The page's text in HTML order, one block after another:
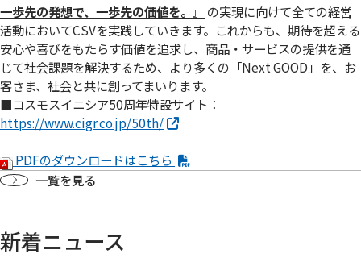
⼀歩先の発想で、⼀歩先の価値を。』 の実現に向けて全ての経営
活動においてCSVを実践していきます。これからも、期待を超える
安心や喜びをもたらす価値を追求し、商品・サービスの提供を通
じて社会課題を解決するため、より多くの「Next GOOD」を、お
客さま、社会と共に創ってまいります。
■コスモスイニシア50周年特設サイト：
https://www.cigr.co.jp/50th/
PDFのダウンロードはこちら
一覧を見る
新着ニュース